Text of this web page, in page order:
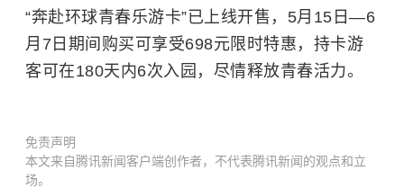
“奔赴环球青春乐游卡”已上线开售，5月15日—6
月7日期间购买可享受698元限时特惠，持卡游
客可在180天内6次入园，尽情释放青春活力。
免责声明
本文来自腾讯新闻客户端创作者，不代表腾讯新闻的观点和立
场。